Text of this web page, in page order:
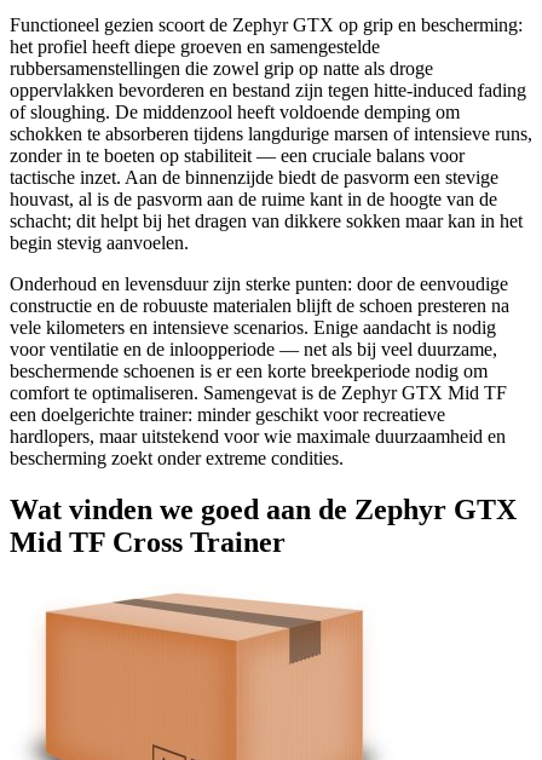
Functioneel gezien scoort de Zephyr GTX op grip en bescherming:
het profiel heeft diepe groeven en samengestelde
rubbersamenstellingen die zowel grip op natte als droge
oppervlakken bevorderen en bestand zijn tegen hitte‑induced fading
of sloughing. De middenzool heeft voldoende demping om
schokken te absorberen tijdens langdurige marsen of intensieve runs,
zonder in te boeten op stabiliteit — een cruciale balans voor
tactische inzet. Aan de binnenzijde biedt de pasvorm een stevige
houvast, al is de pasvorm aan de ruime kant in de hoogte van de
schacht; dit helpt bij het dragen van dikkere sokken maar kan in het
begin stevig aanvoelen.
Onderhoud en levensduur zijn sterke punten: door de eenvoudige
constructie en de robuuste materialen blijft de schoen presteren na
vele kilometers en intensieve scenarios. Enige aandacht is nodig
voor ventilatie en de inloopperiode — net als bij veel duurzame,
beschermende schoenen is er een korte breekperiode nodig om
comfort te optimaliseren. Samengevat is de Zephyr GTX Mid TF
een doelgerichte trainer: minder geschikt voor recreatieve
hardlopers, maar uitstekend voor wie maximale duurzaamheid en
bescherming zoekt onder extreme condities.
Wat vinden we goed aan de Zephyr GTX
Mid TF Cross Trainer